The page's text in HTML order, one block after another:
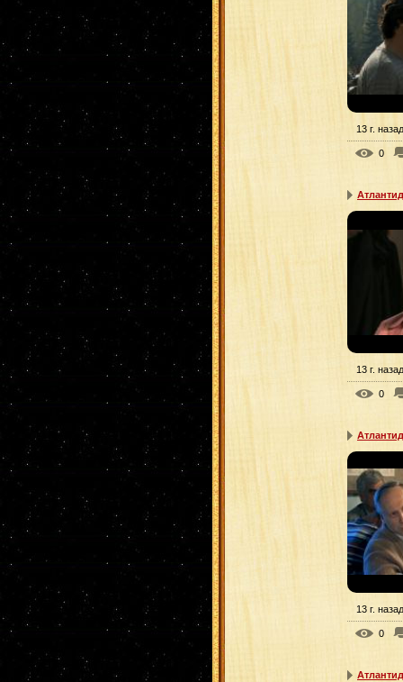
13 г. назад
0
13 г. назад
0
13 г. назад
0